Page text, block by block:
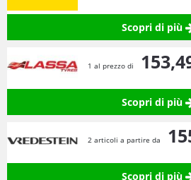
Scopri di più
1 al prezzo di 153,
Scopri di più
2 articoli a partire da
Scopri di più